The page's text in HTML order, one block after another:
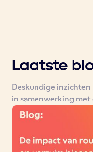
Laatste
Deskundige
in samenwerking met